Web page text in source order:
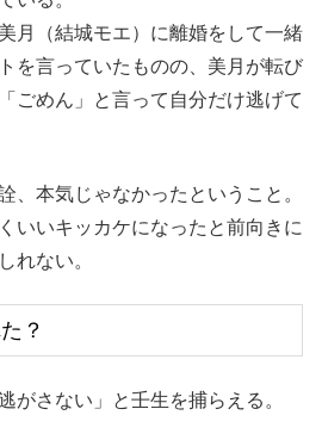
月（結城モエ）に離婚をして一緒
を言っていたものの、美月が転び
ごめん」と言って自分だけ逃げて
、本気じゃなかったということ。
いいキッカケになったと前向きに
れない。
？
がさない」と壬生を捕らえる。